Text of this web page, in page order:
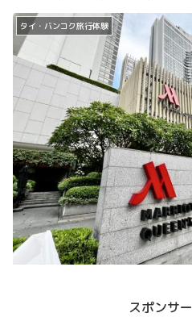
タイ・バンコク旅行体験
スポンサ